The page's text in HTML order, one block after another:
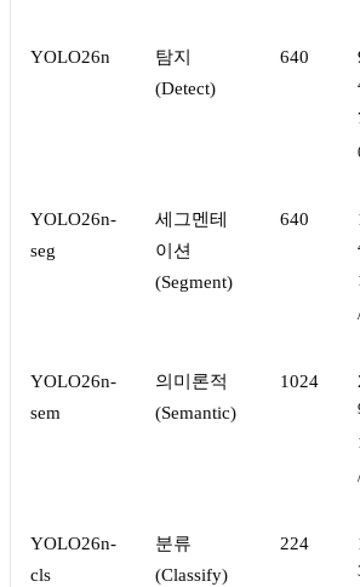
YOLO26n
탐지
(Detect)
640
YOLO26n-
seg
세그멘테
이션
(Segment)
640
YOLO26n-
sem
의미론적
(Semantic)
1024
YOLO26n-
cls
분류
(Classify)
224